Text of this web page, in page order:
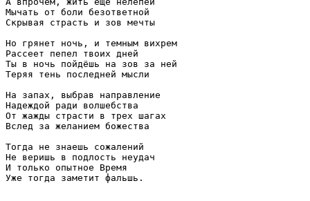
Мычать от боли безответной
Скрывая страсть и зов мечты
Но грянет ночь, и темным вихрем
Рассеет пепел твоих дней
Ты в ночь пойдёшь на зов за ней
Теряя тень последней мысли
На запах, выбрав направление
Надеждой ради волшебства
От жажды страсти в трех шагах
Вслед за желанием божества
Тогда не знаешь сожалений
Не веришь в подлость неудач
И только опытное Время
Уже тогда заметит фальшь.